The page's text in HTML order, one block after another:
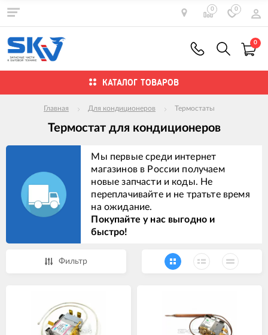
0 0
0
КАТАЛОГ ТОВАРОВ
Главная Для кондиционеров Термостаты
Термостат для кондиционеров
Мы первые среди интернет
магазинов в России получаем
новые запчасти и коды. Не
переплачивайте и не тратьте время
на ожидание.
Покупайте у нас выгодно и
быстро!
Фильтр